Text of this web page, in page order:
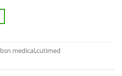
bsn medical,cutimed